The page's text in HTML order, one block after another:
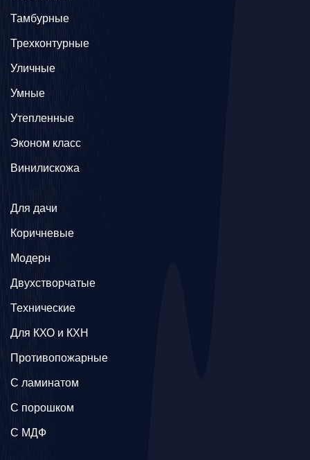
Тамбурные
Трехконтурные
Уличные
Умные
Утепленные
Эконом класс
Винилискожа
Для дачи
Коричневые
Модерн
Двухстворчатые
Технические
Для КХО и КХН
Противопожарные
С ламинатом
С порошком
С МДФ